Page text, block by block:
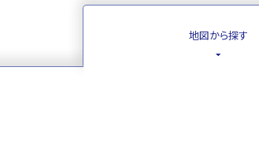
地図から探す